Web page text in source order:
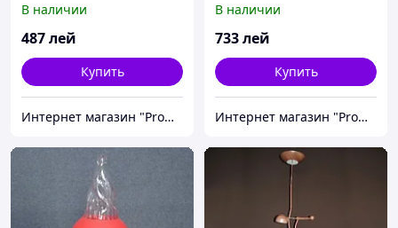
абажуром MMD-502036
В наличии
487лей
Купить
Интернет магазин "Promtovari"
MMD-433305
В наличии
733лей
Купить
Интернет магазин "Promtovari"